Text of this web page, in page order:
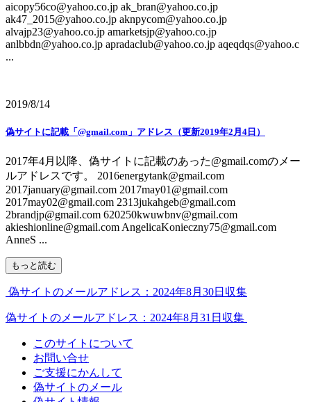
aicopy56co@yahoo.co.jp ak_bran@yahoo.co.jp
ak47_2015@yahoo.co.jp aknpycom@yahoo.co.jp
alvajp23@yahoo.co.jp amarketsjp@yahoo.co.jp
anlbbdn@yahoo.co.jp apradaclub@yahoo.co.jp aqeqdqs@yahoo.c
...
2019/8/14
偽サイトに記載「@gmail.com」アドレス（更新2019年2月4日）
2017年4月以降、偽サイトに記載のあった@gmail.comのメー
ルアドレスです。 2016energytank@gmail.com
2017january@gmail.com 2017may01@gmail.com
2017may02@gmail.com 2313jukahgeb@gmail.com
2brandjp@gmail.com 620250kwuwbnv@gmail.com
akieshionline@gmail.com AngelicaKonieczny75@gmail.com
AnneS ...
もっと読む
偽サイトのメールアドレス：2024年8月30日収集
偽サイトのメールアドレス：2024年8月31日収集
このサイトについて
お問い合せ
ご支援にかんして
偽サイトのメール